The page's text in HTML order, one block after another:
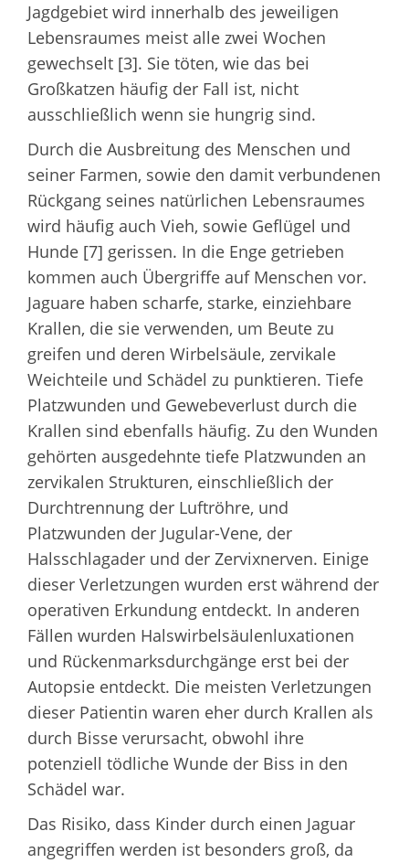
Jagdgebiet wird innerhalb des jeweiligen
Lebensraumes meist alle zwei Wochen
gewechselt [3]. Sie töten, wie das bei
Großkatzen häufig der Fall ist, nicht
ausschließlich wenn sie hungrig sind.
Durch die Ausbreitung des Menschen und
seiner Farmen, sowie den damit verbundenen
Rückgang seines natürlichen Lebensraumes
wird häufig auch Vieh, sowie Geflügel und
Hunde [7] gerissen. In die Enge getrieben
kommen auch Übergriffe auf Menschen vor.
Jaguare haben scharfe, starke, einziehbare
Krallen, die sie verwenden, um Beute zu
greifen und deren Wirbelsäule, zervikale
Weichteile und Schädel zu punktieren. Tiefe
Platzwunden und Gewebeverlust durch die
Krallen sind ebenfalls häufig. Zu den Wunden
gehörten ausgedehnte tiefe Platzwunden an
zervikalen Strukturen, einschließlich der
Durchtrennung der Luftröhre, und
Platzwunden der Jugular-Vene, der
Halsschlagader und der Zervixnerven. Einige
dieser Verletzungen wurden erst während der
operativen Erkundung entdeckt. In anderen
Fällen wurden Halswirbelsäulenluxationen
und Rückenmarksdurchgänge erst bei der
Autopsie entdeckt. Die meisten Verletzungen
dieser Patientin waren eher durch Krallen als
durch Bisse verursacht, obwohl ihre
potenziell tödliche Wunde der Biss in den
Schädel war.
Das Risiko, dass Kinder durch einen Jaguar
angegriffen werden ist besonders groß, da